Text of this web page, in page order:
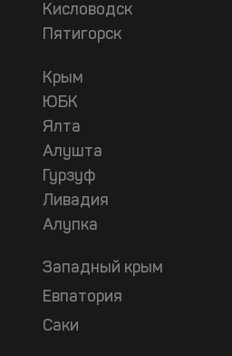
Кисловодск
Пятигорск
Крым
ЮБК
Ялта
Алушта
Гурзуф
Ливадия
Алупка
Западный крым
Евпатория
Саки